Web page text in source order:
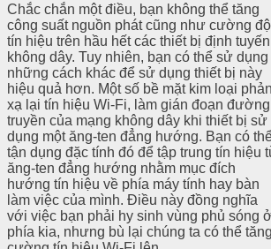
Chắc chắn một điều, bạn không thể tăng
công suất nguồn phát cũng như cường độ
tín hiệu trên hầu hết các thiết bị định tuyến
không dây. Tuy nhiên, bạn có thể sử dụng
những cách khác để sử dụng thiết bị này
hiệu quả hơn. Một số bề mặt kim loại phản
xạ lại tín hiệu Wi-Fi, làm gián đoạn đường
truyền của mạng không dây khi thiết bị sử
dụng một ăng-ten đẳng hướng. Bạn có
tận dụng đặc tính đó để tập trung tín hiệu
ăng-ten đẳng hướng nhằm mục đích
hướng tín hiệu về phía máy tính hay bàn
làm việc của mình. Điều này đồng nghĩa
với việc bạn phải hy sinh vùng phủ sóng ở
phía kia, nhưng bù lại chúng ta có thể tăng